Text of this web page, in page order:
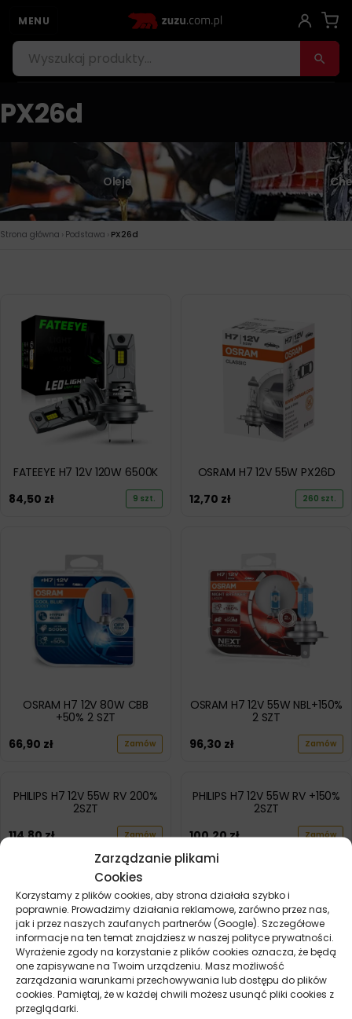
Zarządzanie plikami
Cookies
Korzystamy z plików cookies, aby strona działała szybko i
poprawnie. Prowadzimy działania reklamowe, zarówno przez nas,
jak i przez naszych zaufanych partnerów (Google). Szczegółowe
informacje na ten temat znajdziesz w naszej polityce prywatności.
Wyrażenie zgody na korzystanie z plików cookies oznacza, że będą
one zapisywane na Twoim urządzeniu. Masz możliwość
zarządzania warunkami przechowywania lub dostępu do plików
cookies. Pamiętaj, że w każdej chwili możesz usunąć pliki cookies z
przeglądarki.
MENU
PX26d
Oleje
Strona główna › Podstawa › PX26d
FATEEYE H7 12V 120W 6500K
84,50 zł 9 szt.
OSRAM H7 12V 55W PX26D
12,70 zł 260 szt.
OSRAM H7 12V 80W CBB
+50% 2 SZT
66,90 zł Zamów
OSRAM H7 12V 55W NBL+150%
2 SZT
96,30 zł Zamów
PHILIPS H7 12V 55W RV 200%
2SZT
114,80zł Zamów
PHILIPS H7 12V 55W RV +150%
2SZT
100,20zł Zamów
POKAŻ WIĘCEJ PRODUKTÓW
Przydatne linki